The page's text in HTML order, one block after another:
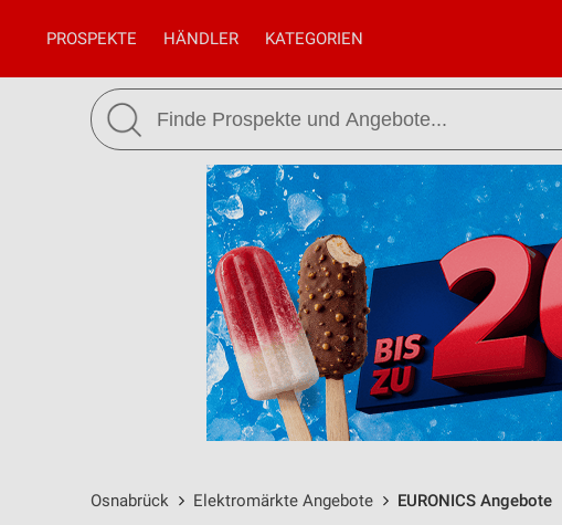
PROSPEKTE HÄNDLER KATEGORIEN
Osnabrück Elektromärkte Angebote EURONICS Angebote